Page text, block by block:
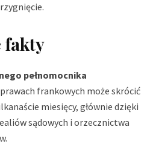
fakty
pełnomocnika
frankowych może skrócić
miesięcy, głównie dzięki
sądowych i orzecznictwa